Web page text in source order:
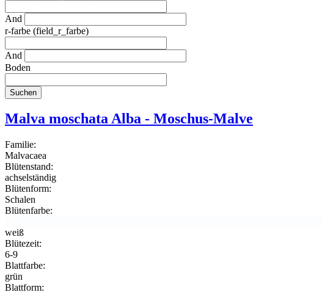
And
r-farbe (field_r_farbe)
And
Boden
Malva moschata Alba - Moschus-Malve
Familie:
Malvacaea
Blütenstand:
achselständig
Blütenform:
Schalen
Blütenfarbe:
weiß
Blütezeit:
6-9
Blattfarbe:
grün
Blattform: